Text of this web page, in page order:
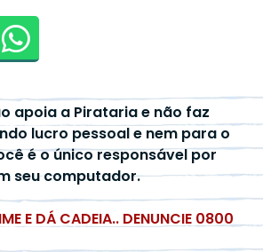
apoia a Pirataria e não faz
lucro pessoal e nem para o
é o único responsável por
seu computador.
E DÁ CADEIA.. DENUNCIE 0800